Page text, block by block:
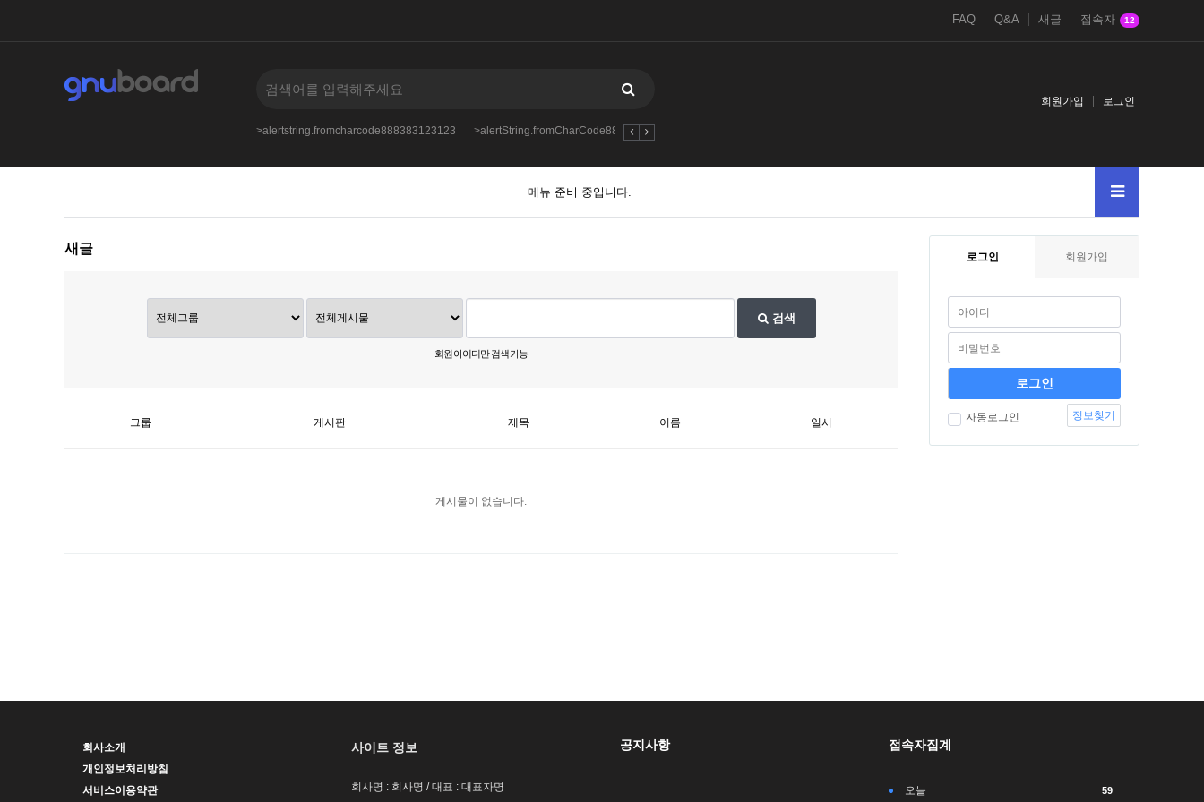
FAQ Q&A 새글 접속자 12
>alertstring.fromcharcode888383123123 >alertString.fromCharCode888383123123123
회원가입 로그인
메뉴 준비 중입니다.
새글
검색
회원 아이디만 검색 가능
그룹 게시판 제목 이름 일시
게시물이 없습니다.
로그인 회원가입
자동로그인 정보찾기
회사소개
개인정보처리방침
서비스이용약관
사이트 정보
회사명 : 회사명 / 대표 : 대표자명
공지사항 접속자집계
오늘 59